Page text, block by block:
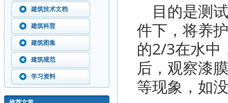
建筑技术文档
建筑科普
建筑图集
建筑规范
学习资料
目的是测
件下，将养
的2/3在水中
后，观察漆
等现象，如